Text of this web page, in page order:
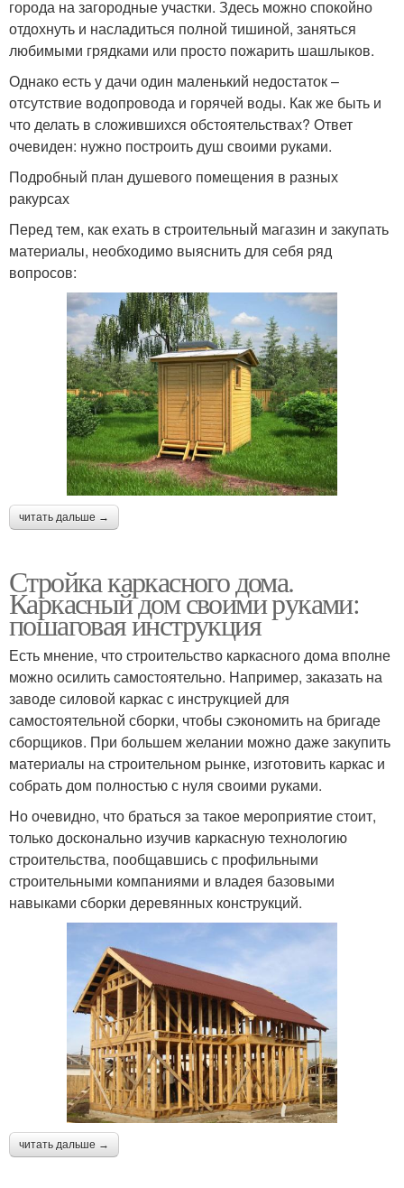
города на загородные участки. Здесь можно спокойно
отдохнуть и насладиться полной тишиной, заняться
любимыми грядками или просто пожарить шашлыков.
Однако есть у дачи один маленький недостаток –
отсутствие водопровода и горячей воды. Как же быть и
что делать в сложившихся обстоятельствах? Ответ
очевиден: нужно построить душ своими руками.
Подробный план душевого помещения в разных
ракурсах
Перед тем, как ехать в строительный магазин и закупать
материалы, необходимо выяснить для себя ряд
вопросов:
читать дальше →
Стройка каркасного дома.
Каркасный дом своими руками:
пошаговая инструкция
Есть мнение, что строительство каркасного дома вполне
можно осилить самостоятельно. Например, заказать на
заводе силовой каркас с инструкцией для
самостоятельной сборки, чтобы сэкономить на бригаде
сборщиков. При большем желании можно даже закупить
материалы на строительном рынке, изготовить каркас и
собрать дом полностью с нуля своими руками.
Но очевидно, что браться за такое мероприятие стоит,
только досконально изучив каркасную технологию
строительства, пообщавшись с профильными
строительными компаниями и владея базовыми
навыками сборки деревянных конструкций.
читать дальше →